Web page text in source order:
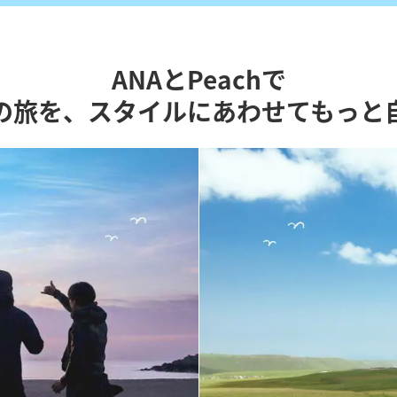
ANAとPeachで
旅を、スタイルにあわせてもっと